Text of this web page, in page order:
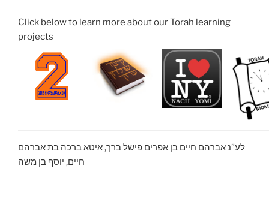
Click below to learn more about our Torah learning
projects
לע”נ אברהם חיים בן אפרים פישל ברך, איטא ברכה בת אברהם
חיים, יוסף בן משה